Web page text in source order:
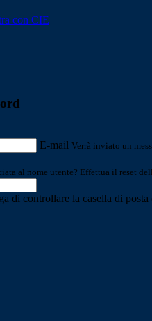
con CIE
E-mail Verrà inviato un
al nome utente? Effettua il reset
di controllare la casella di posta